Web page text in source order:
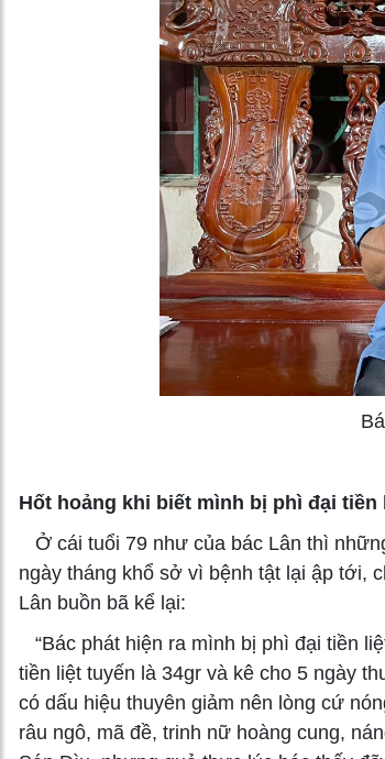
Hốt hoảng khi biết mình bị phì đại tiền
Ở cái tuổi 79 như của bác Lân thì
ngày tháng khổ sở vì bệnh tật lại ập tới,
Lân buồn bã kể lại:
“Bác phát hiện ra mình bị phì đại tiền
tiền liệt tuyến là 34gr và kê cho 5 ngày
có dấu hiệu thuyên giảm nên lòng cứ
râu ngô, mã đề, trinh nữ hoàng cung,